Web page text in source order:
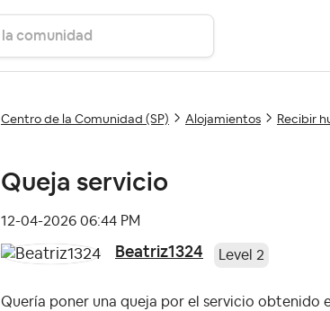
Centro de la Comunidad (SP) Alojamientos Recibir
Queja servicio
‎12-04-2026 06:44 PM
Beatriz1324 Level 2
Quería poner una queja por el servicio obtenido